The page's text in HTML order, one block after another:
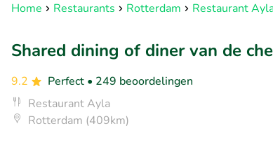
Home Restaurants Rotterdam Restaurant
Shared dining of diner van de
9.2 Perfect • 249 beoordelingen
Restaurant Ayla
Rotterdam (409km)